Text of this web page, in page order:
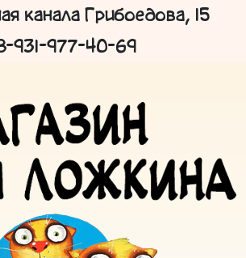
канала Грибоедова, 15
931-977-40-69